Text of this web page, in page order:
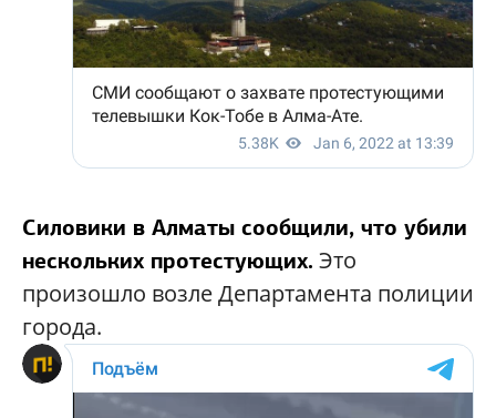
Силовики в Алматы сообщили, что убили
нескольких протестующих. Это
произошло возле Департамента полиции
города.